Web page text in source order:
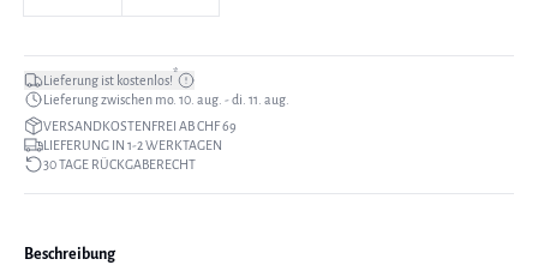
Lieferung ist kostenlos!*
Lieferung zwischen mo. 10. aug. - di. 11. aug.
VERSANDKOSTENFREI AB CHF 69
LIEFERUNG IN 1-2 WERKTAGEN
30 TAGE RÜCKGABERECHT
Beschreibung